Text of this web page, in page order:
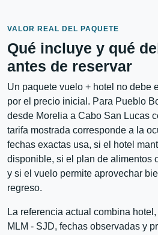
VALOR REAL DEL PAQUETE
Qué incluye y qué
antes de reservar
Un paquete vuelo + hotel no debe
por el precio inicial. Para Pueblo
desde Morelia a Cabo San Lucas
tarifa mostrada corresponde a la
fechas exactas usa, si el hotel
disponible, si el plan de alimentos
y si el vuelo permite aprovechar
regreso.
La referencia actual combina
MLM - SJD, fechas observadas y